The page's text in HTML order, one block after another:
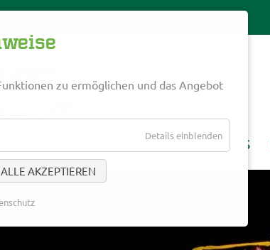
SERVICE AKTUELLES
zu ermöglichen und das Angebot
Details einblenden
ALLE AKZEPTIEREN